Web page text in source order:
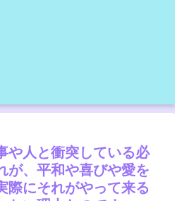
や人と衝突している必
が、平和や喜びや愛を
際にそれがやって来る